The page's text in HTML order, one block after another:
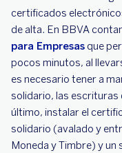
certificados
de alta. En BBVA
para Empresas que
pocos minutos, al
es necesario tener a
solidario, las
último, instalar el
solidario (avalado y
Moneda y Timbre) y